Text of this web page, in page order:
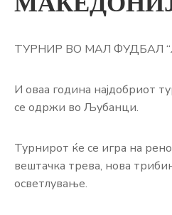
ТУРНИР ВО МАЛ ФУДБАЛ
И оваа година најдобриот
се одржи во Љубанци.
Турнирот ќе се игра на
вештачка трева, нова
осветлување.